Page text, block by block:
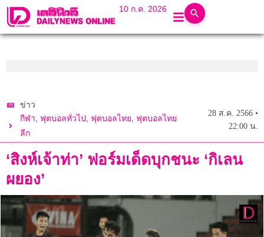
10 ก.ค. 2026
ข่าว
กีฬา, ฟุตบอลทั่วไป , ฟุตบอลไทย, ฟุตบอลไทย
ลีก
28 ส.ค. 2566 •
22:00 น.
‘สิงห์เจ้าท่า’ ฟอร์มเด็ดบุกชนะ ‘กิเลน
ผยอง’